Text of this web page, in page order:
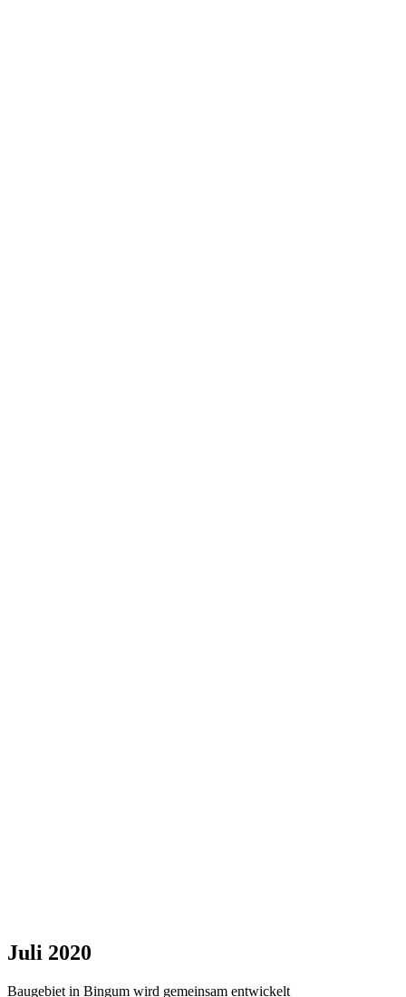
Juli 2020
Baugebiet in Bingum wird gemeinsam entwickelt